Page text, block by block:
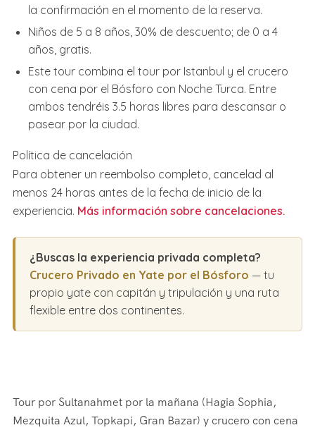
la confirmación en el momento de la reserva.
Niños de 5 a 8 años, 30% de descuento; de 0 a 4
años, gratis.
Este tour combina el tour por Istanbul y el crucero
con cena por el Bósforo con Noche Turca. Entre
ambos tendréis 3.5 horas libres para descansar o
pasear por la ciudad.
Política de cancelación
Para obtener un reembolso completo, cancelad al
menos 24 horas antes de la fecha de inicio de la
experiencia. Más información sobre cancelaciones.
¿Buscas la experiencia privada completa?
Crucero Privado en Yate por el Bósforo — tu
propio yate con capitán y tripulación y una ruta
flexible entre dos continentes.
Tour por Sultanahmet por la mañana (Hagia Sophia,
Mezquita Azul, Topkapi, Gran Bazar) y crucero con cena